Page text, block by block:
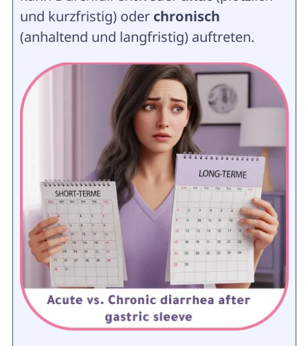
und kurzfristig) oder chronisch
(anhaltend und langfristig) auftreten.